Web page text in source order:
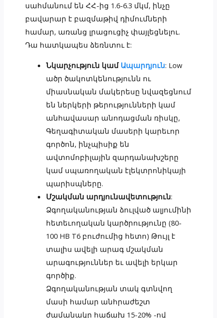
սահմանում են ՀՀ-ից 1.6-6.3 մկմ, ինչը
բավարար է բազմաթիվ դիմումների
համար, առանց լրացուցիչ փայլեցնելու.
Դա հատկապես ձեռնտու է:
Նկարչություն կամ Ապարդյուն: Low
ածր ծակոտկենությունն ու
միասնական մակերեսը նվազեցնում
են ներկերի թերությունների կամ
անհավասար անոդացման ռիսկը,
Գեղագիտական մասերի կարեւոր
գործոն, ինչպիսիք են
ավտոմոբիլային զարդանախշերը
կամ սպառողական էլեկտրոնիկայի
պարիսպները.
Մշակման արդյունավետություն:
Ձգողականության ձուլված ալյումինի
հետեւողական կարծրությունը (80-
100 HB T6 բուժումից հետո) Թույլ է
տալիս ավելի արագ մշակման
արագություններ եւ ավելի երկար
գործիք.
Ձգողականության տակ գտնվող
մասի համար անհրաժեշտ
ժամանակը հաճախ 15-20% -ով